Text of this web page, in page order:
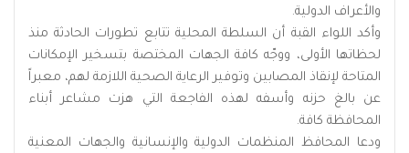
والأعراف الدولية.
وأكد اللواء القبة أن السلطة المحلية تتابع تطورات الحادثة منذ
لحظاتها الأولى، ووجّه كافة الجهات المختصة بتسخير الإمكانات
المتاحة لإنقاذ المصابين وتوفير الرعاية الصحية اللازمة لهم، معبراً
عن بالغ حزنه وأسفه لهذه الفاجعة التي هزت مشاعر أبناء
المحافظة كافة.
ودعا المحافظ المنظمات الدولية والإنسانية والجهات المعنية